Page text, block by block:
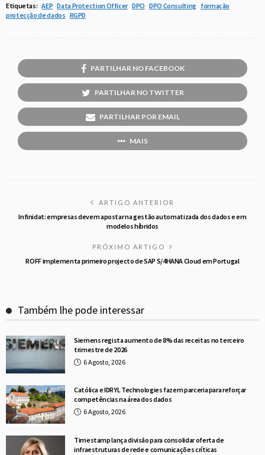
Etiquetas: AEP Data Protection Officer DPO DPO Consulting formação
protecção de dados RGPD
PARTILHAR NO FACEBOOK
PARTILHAR NO TWITTER
PARTILHAR POR EMAIL
MAIS
ARTIGO ANTERIOR
Infinidat: empresas devem apostar na gestão automatizada dos dados e em
modelos híbridos
PRÓXIMO ARTIGO
ROFF implementa primeiro projecto de SAP S/4HANA Cloud em Portugal
Também lhe pode interessar
Siemens regista aumento de 8% das receitas no terceiro
trimestre de 2026
6 Agosto, 2026
Católica e IDRYL Technologies fazem parceria para reforçar
competências na área dos dados
6 Agosto, 2026
Timestamp lança divisão para consolidar oferta de
infraestruturas de rede e comunicações críticas